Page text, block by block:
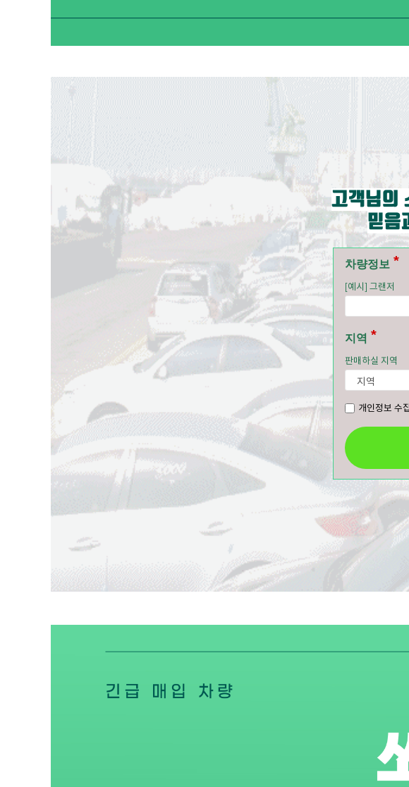
고객님의
믿음
차량정보
[예시] 그랜저
지역
판매하실 지역
개인정보 수